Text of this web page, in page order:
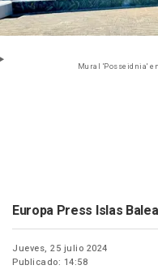
Mural 'Posseidnia'
Europa Press Islas
Jueves, 25 julio 2024
Publicado: 14:58